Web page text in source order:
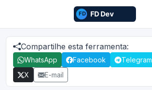
Compartilhe esta ferramenta:
WhatsApp Facebook Telegram
X
E-mail